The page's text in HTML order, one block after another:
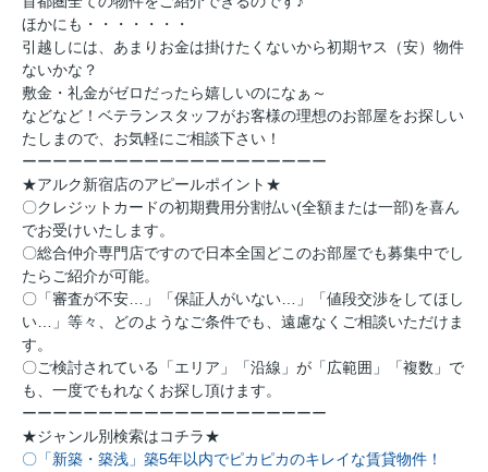
ほかにも・・・・・・・
引越しには、あまりお金は掛けたくないから初期ヤス（安）物件
ないかな？
敷金・礼金がゼロだったら嬉しいのになぁ～
などなど！ベテランスタッフがお客様の理想のお部屋をお探しい
たしまので、お気軽にご相談下さい！
ーーーーーーーーーーーーーーーーーーーー
★アルク新宿店のアピールポイント★
〇クレジットカードの初期費用分割払い(全額または一部)を喜ん
でお受けいたします。
〇総合仲介専門店ですので日本全国どこのお部屋でも募集中でし
たらご紹介が可能。
〇「審査が不安…」「保証人がいない…」「値段交渉をしてほし
い…」等々、どのようなご条件でも、遠慮なくご相談いただけま
す。
〇ご検討されている「エリア」「沿線」が「広範囲」「複数」で
も、一度でもれなくお探し頂けます。
ーーーーーーーーーーーーーーーーーーーー
★ジャンル別検索はコチラ★
〇「新築・築浅」築5年以内でピカピカのキレイな賃貸物件！